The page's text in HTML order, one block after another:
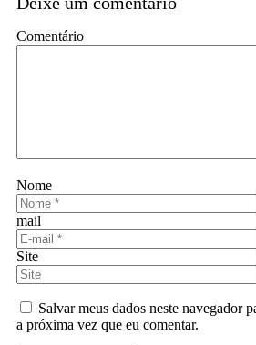
Comentário
Nome
mail
Site
Salvar meus dados neste navegador
a próxima vez que eu comentar.